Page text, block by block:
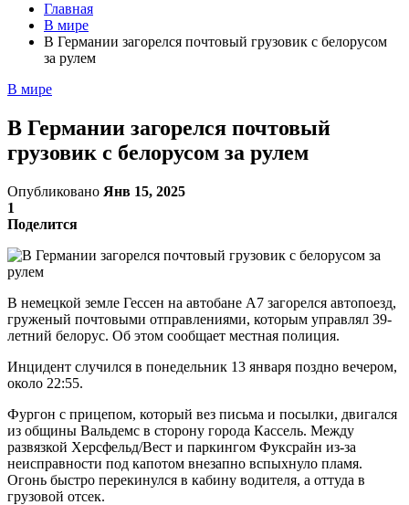
Главная
В мире
В Германии загорелся почтовый грузовик с белорусом
за рулем
В мире
В Германии загорелся почтовый
грузовик с белорусом за рулем
Опубликовано Янв 15, 2025
1
Поделится
В немецкой земле Гессен на автобане А7 загорелся автопоезд,
груженый почтовыми отправлениями, которым управлял 39-
летний белорус. Об этом сообщает местная полиция.
Инцидент случился в понедельник 13 января поздно вечером,
около 22:55.
Фургон с прицепом, который вез письма и посылки, двигался
из общины Вальдемс в сторону города Кассель. Между
развязкой Херсфельд/Вест и паркингом Фуксрайн из-за
неисправности под капотом внезапно вспыхнуло пламя.
Огонь быстро перекинулся в кабину водителя, а оттуда в
грузовой отсек.